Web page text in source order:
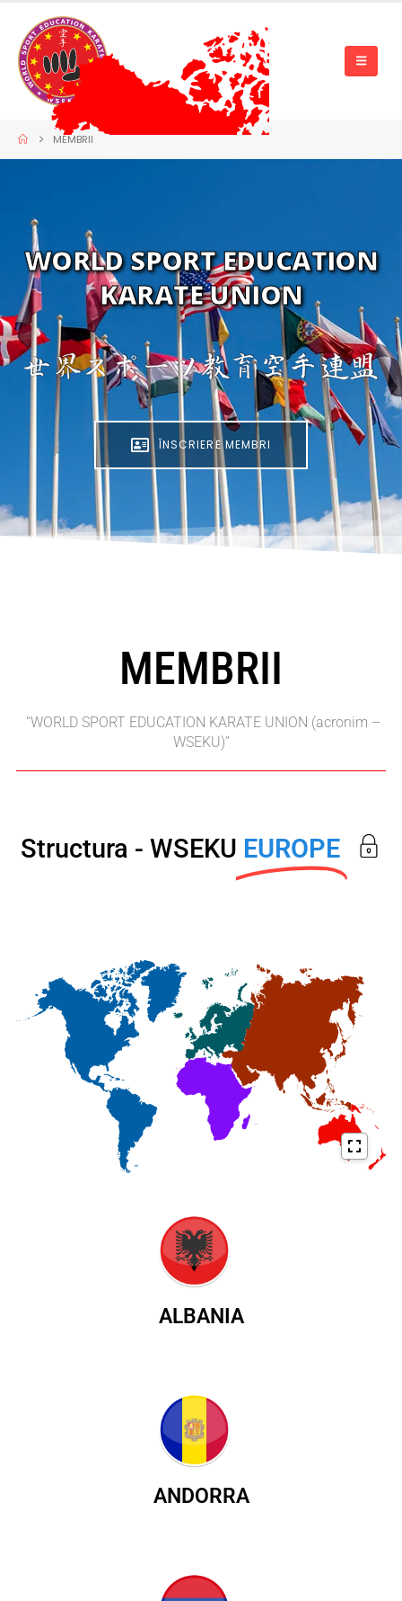
MEMBRII
WORLD SPORT EDUCATION
KARATE UNION
ÎNSCRIERE MEMBRI
MEMBRII
“WORLD SPORT EDUCATION KARATE UNION (acronim –
WSEKU)”
Structura - WSEKU EUROPE
ALBANIA
ANDORRA